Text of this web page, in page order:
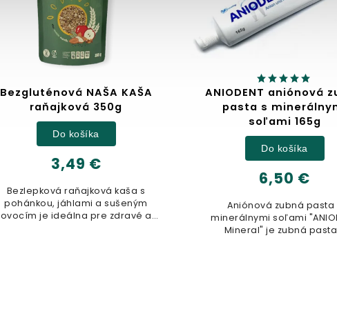
ANIODENT aniónová zubná
pasta s minerálnymi
soľami 165g
Do košíka
Aniónová zubná pasta s
minerálnymi soľami "ANIODENT
Jablčný ocot
6,32 €
Detail
100% prírodný nefiltrovaný
kvasených v drevených
Nepasterizovaný
500ml